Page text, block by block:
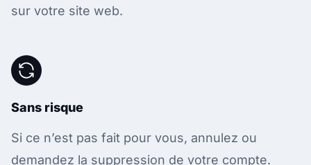
sur votre site web.
Sans risque
Si ce n’est pas fait pour vous, annulez ou
demandez la suppression de votre compte.